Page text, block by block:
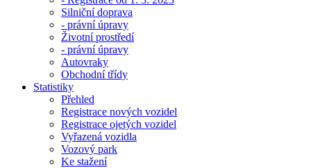
Silniční doprava
- právní úpravy
Životní prostředí
- právní úpravy
Autovraky
Obchodní třídy
Statistiky
Přehled
Registrace nových vozidel
Registrace ojetých vozidel
Vyřazená vozidla
Vozový park
Ke stažení